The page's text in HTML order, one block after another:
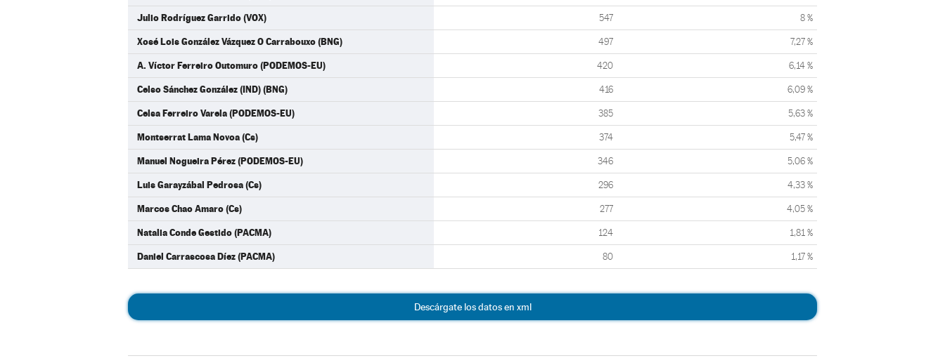
Julio Rodríguez Garrido (VOX) 547 8 %
Xosé Lois González Vázquez O Carrabouxo (BNG) 497 7,27 %
A. Víctor Ferreiro Outomuro (PODEMOS-EU) 420 6,14 %
Celso Sánchez González (IND) (BNG) 416 6,09 %
Celsa Ferreiro Varela (PODEMOS-EU) 385 5,63 %
Montserrat Lama Novoa (Cs) 374 5,47 %
Manuel Nogueira Pérez (PODEMOS-EU) 346 5,06 %
Luis Garayzábal Pedrosa (Cs) 296 4,33 %
Marcos Chao Amaro (Cs) 277 4,05 %
Natalia Conde Gestido (PACMA) 124 1,81 %
Daniel Carrascosa Díez (PACMA) 80 1,17 %
Descárgate los datos en xml